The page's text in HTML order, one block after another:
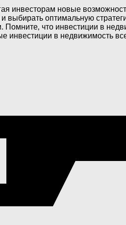
инвесторам новые
и выбирать оптимальную
что инвестиции в
инвестиции в недвижимость